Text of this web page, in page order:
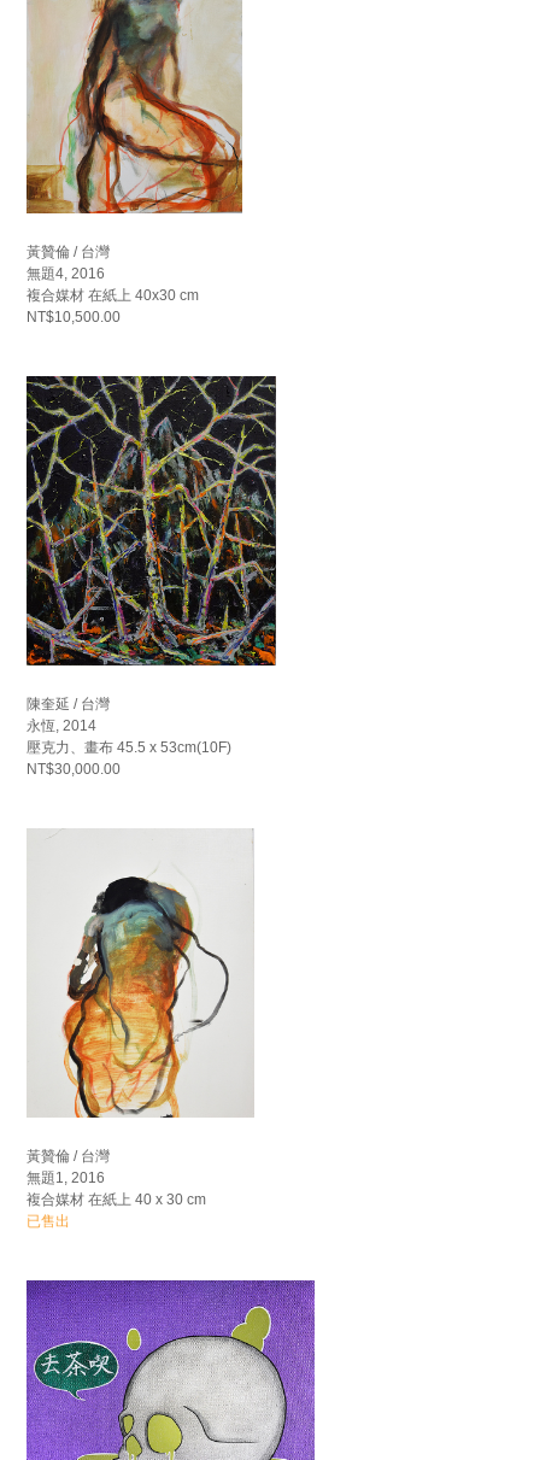
黃贊倫 / 台灣
無題4, 2016
複合媒材 在紙上 40x30 cm
NT$10,500.00
陳奎延 / 台灣
永恆, 2014
壓克力、畫布 45.5 x 53cm(10F)
NT$30,000.00
黃贊倫 / 台灣
無題1, 2016
複合媒材 在紙上 40 x 30 cm
已售出